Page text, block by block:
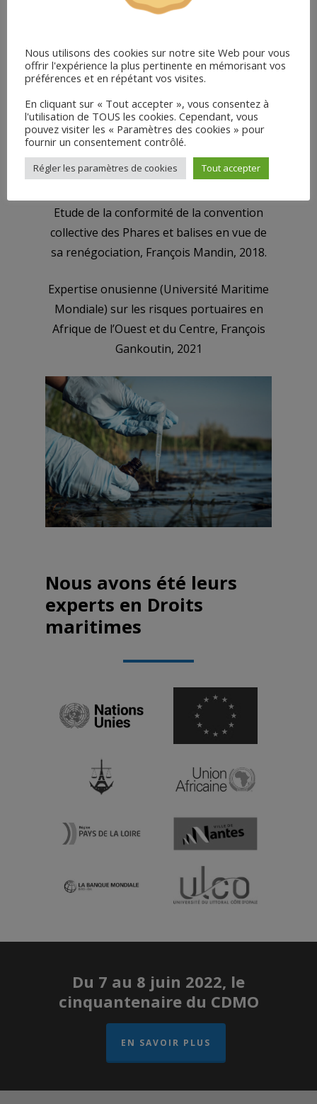
Expertise auprès de la DG MOVE de la
transports maritimes, membre de la
Taskforce on Maritime Employment and
Competitiveness (Patrick Chaumette),
2010-2011
Expertise des grands cours d’eau
(Bulgarie), Frantz Mynard, 2016
Etude de la conformité de la convention
collective des Phares et balises en vue de
sa renégociation, François Mandin, 2018.
Expertise onusienne (Université Maritime
Mondiale) sur les risques portuaires en
Afrique de l’Ouest et du Centre, François
Gankoutin, 2021
Nous avons été leurs
experts en Droits
maritimes
Du 7 au 8 juin 2022, le
cinquantenaire du CDMO
EN SAVOIR PLUS
Nous utilisons des cookies sur notre site Web pour vous
offrir l'expérience la plus pertinente en mémorisant vos
préférences et en répétant vos visites.
En cliquant sur « Tout accepter », vous consentez à
l'utilisation de TOUS les cookies. Cependant, vous
pouvez visiter les « Paramètres des cookies » pour
fournir un consentement contrôlé.
Régler les paramètres de cookies Tout accepter